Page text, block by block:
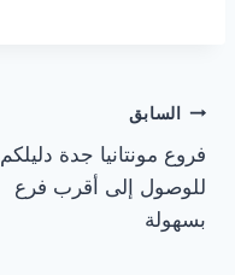
تصفّح
المقالات
السابق
فروع مونتانيا جدة دليلكم
للوصول إلى أقرب فرع
بسهولة